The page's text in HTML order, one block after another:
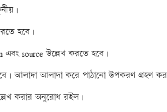
হবে।
এবং source উল্লেখ করতে হবে।
আলাদা আলাদা করে পাঠানো উপকরণ গ্রহণ
করার অনুরোধ রইল।